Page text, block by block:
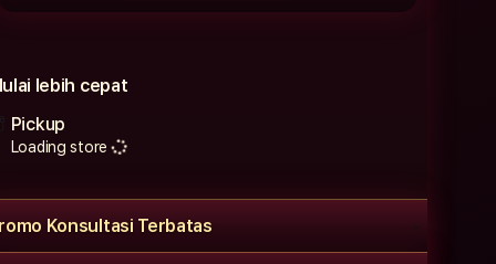
lebih cepat
Pickup
Loading store
Konsultasi Terbatas